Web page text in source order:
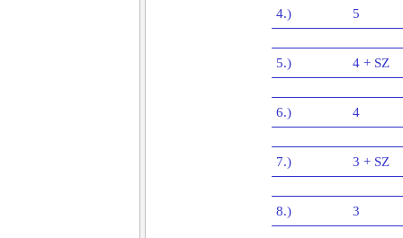
4.) 5
5.) 4 + SZ
6.) 4
7.) 3 + SZ
8.) 3